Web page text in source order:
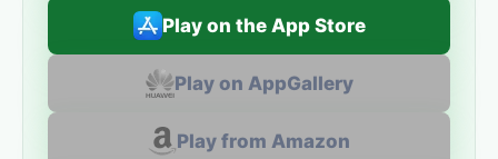
Play on the App Store
Play on AppGallery
Play from Amazon